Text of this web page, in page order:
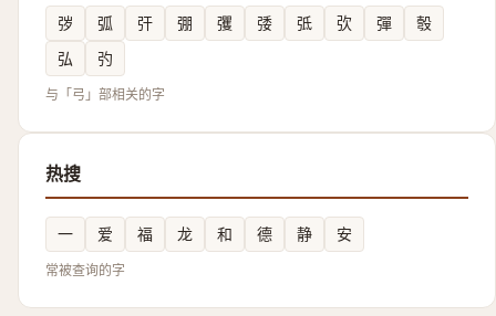
㢷 弧 㢨 弸 彏 㢻 弤 弞 彈
彀
弘
㢩
与「弓」部相关的字
热搜
一 爱 福 龙 和 德 静 安
常被查询的字